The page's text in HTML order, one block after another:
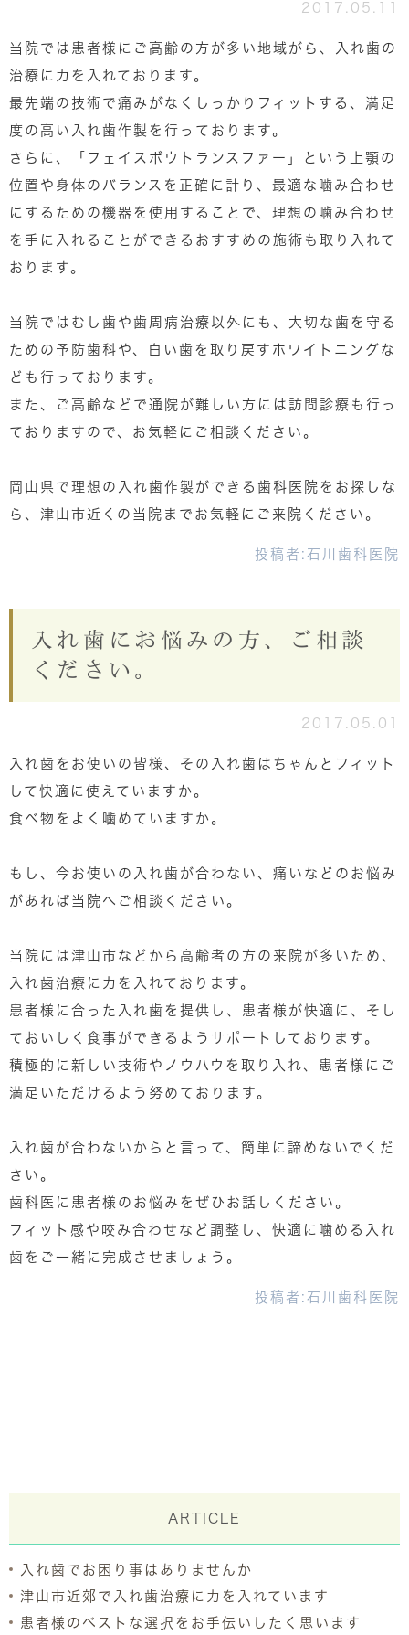
2017.05.11
当院では患者様にご高齢の方が多い地域がら、入れ歯の
治療に力を入れております。
最先端の技術で痛みがなくしっかりフィットする、満足
度の高い入れ歯作製を行っております。
さらに、「フェイスボウトランスファー」という上顎の
位置や身体のバランスを正確に計り、最適な噛み合わせ
にするための機器を使用することで、理想の噛み合わせ
を手に入れることができるおすすめの施術も取り入れて
おります。
当院ではむし歯や歯周病治療以外にも、大切な歯を守る
ための予防歯科や、白い歯を取り戻すホワイトニングな
ども行っております。
また、ご高齢などで通院が難しい方には訪問診療も行っ
ておりますので、お気軽にご相談ください。
岡山県で理想の入れ歯作製ができる歯科医院をお探しな
ら、津山市近くの当院までお気軽にご来院ください。
投稿者: 石川歯科医院
入れ歯にお悩みの方、ご相談
ください。
2017.05.01
入れ歯をお使いの皆様、その入れ歯はちゃんとフィット
して快適に使えていますか。
食べ物をよく噛めていますか。
もし、今お使いの入れ歯が合わない、痛いなどのお悩み
があれば当院へご相談ください。
当院には津山市などから高齢者の方の来院が多いため、
入れ歯治療に力を入れております。
患者様に合った入れ歯を提供し、患者様が快適に、そし
ておいしく食事ができるようサポートしております。
積極的に新しい技術やノウハウを取り入れ、患者様にご
満足いただけるよう努めております。
入れ歯が合わないからと言って、簡単に諦めないでくだ
さい。
歯科医に患者様のお悩みをぜひお話しください。
フィット感や咬み合わせなど調整し、快適に噛める入れ
歯をご一緒に完成させましょう。
投稿者: 石川歯科医院
ARTICLE
入れ歯でお困り事はありませんか
津山市近郊で入れ歯治療に力を入れています
患者様のベストな選択をお手伝いしたく思います